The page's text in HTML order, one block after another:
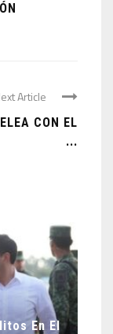
Article
CON EL
...
En El